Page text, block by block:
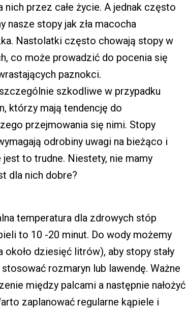
nich przez całe życie. A jednak często
nasze stopy jak zła macocha
Nastolatki często chowają stopy w
co może prowadzić do pocenia się
paznokci.
szkodliwe w przypadku
którzy mają tendencję do
przejmowania się nimi. Stopy
odrobiny uwagi na bieżąco i
jest to trudne. Niestety, nie mamy
dla nich dobre?
temperatura dla zdrowych stóp
to 10 -20 minut. Do wody możemy
dziesięć litrów), aby stopy stały
rozmaryn lub lawendę. Ważne
między palcami a następnie nałożyć
zaplanować regularne kąpiele i